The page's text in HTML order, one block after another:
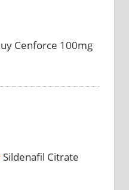
Cenforce 100mg
Sildenafil Citrate